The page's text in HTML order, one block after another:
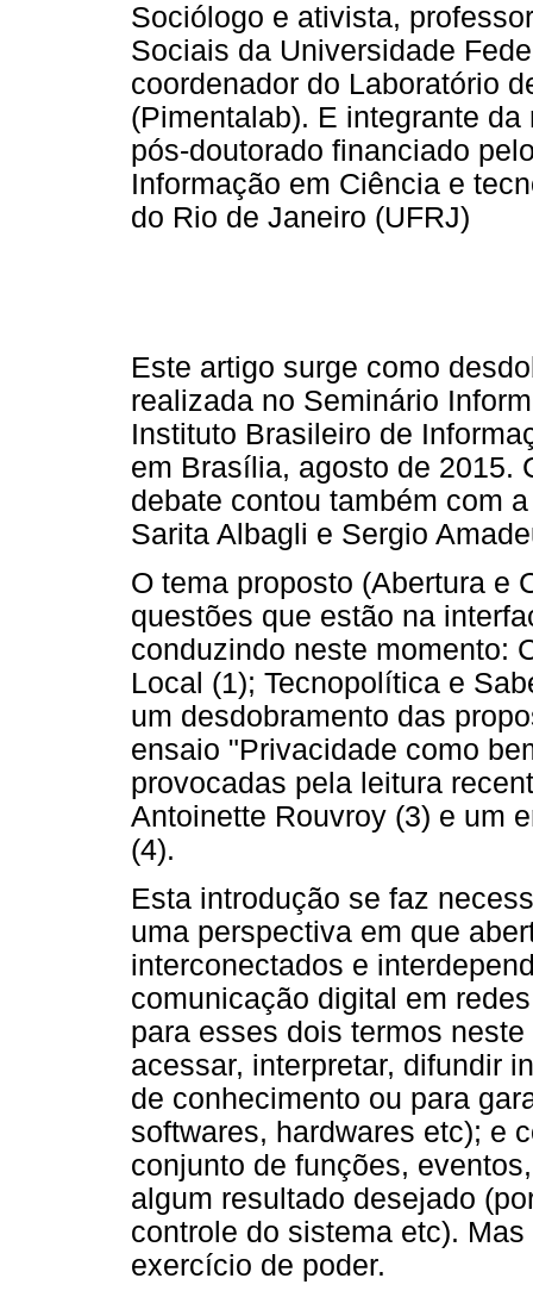
Sociólogo e ativista,
Sociais da Universidade
coordenador do Laboratório
(Pimentalab). E integrante
pós-doutorado financiado
Informação em Ciência e
do Rio de Janeiro (UFRJ)
Este artigo surge como
realizada no Seminário
Instituto Brasileiro de
em Brasília, agosto de 2015.
debate contou também com
Sarita Albagli e Sergio
O tema proposto (Abertura e
questões que estão na
conduzindo neste momento:
Local (1); Tecnopolítica e
um desdobramento das
ensaio "Privacidade como
provocadas pela leitura
Antoinette Rouvroy (3) e um
(4).
Esta introdução se faz
uma perspectiva em que
interconectados e
comunicação digital em
para esses dois termos
acessar, interpretar, difundir
de conhecimento ou para
softwares, hardwares etc); e
conjunto de funções,
algum resultado desejado
controle do sistema etc).
exercício de poder.